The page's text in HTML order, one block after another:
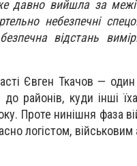
давно вийшла за межі
небезпечні
відстань
Євген Ткачов —
районів, куди інші
Проте нинішня фаза
логістом, військовим